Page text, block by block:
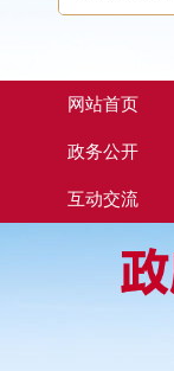
网站首页
政务公开
互动交流